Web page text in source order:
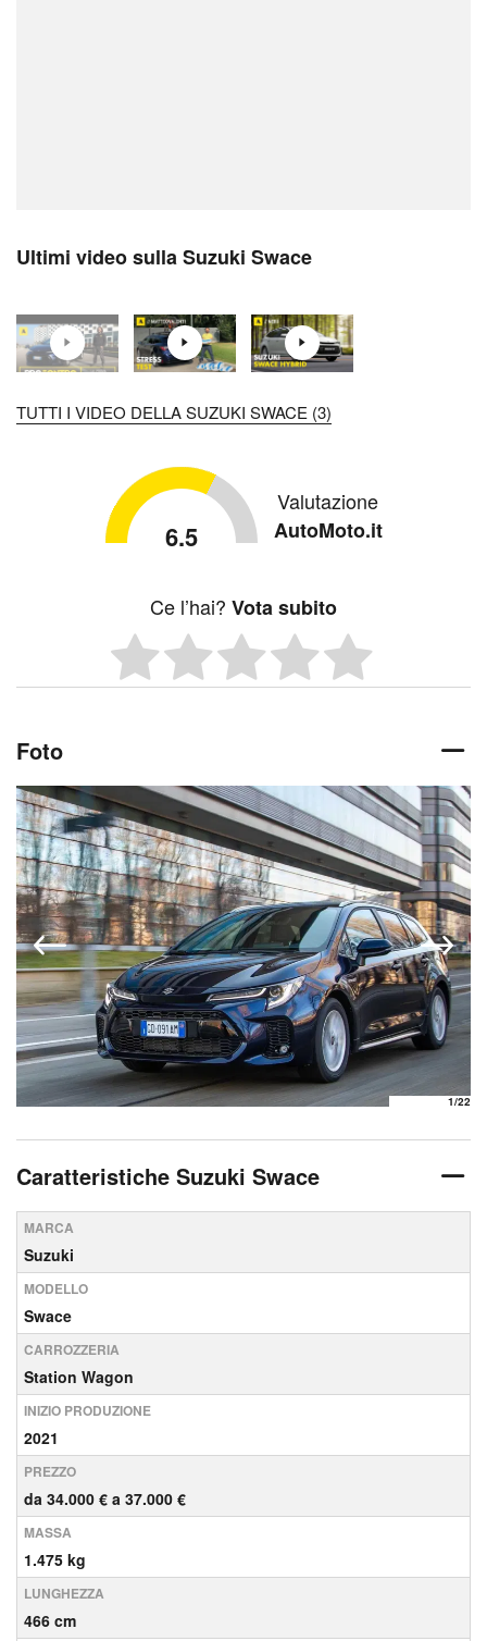
Ultimi video sulla Suzuki Swace
TUTTI I VIDEO DELLA SUZUKI SWACE (3)
6.5
Valutazione
AutoMoto.it
Ce l’hai? Vota subito
Foto
1/22
Caratteristiche Suzuki Swace
MARCA
Suzuki
MODELLO
Swace
CARROZZERIA
Station Wagon
INIZIO PRODUZIONE
2021
PREZZO
da 34.000 € a 37.000 €
MASSA
1.475 kg
LUNGHEZZA
466 cm